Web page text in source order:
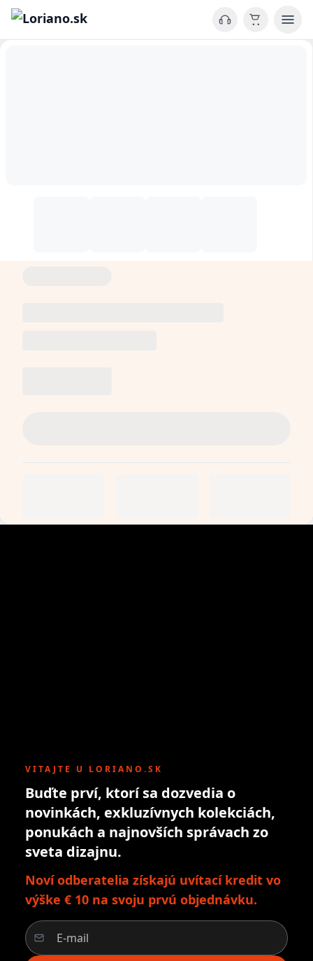
VITAJTE U LORIANO.SK
Buďte prví, ktorí sa dozvedia o
novinkách, exkluzívnych kolekciách,
ponukách a najnovších správach zo
sveta dizajnu.
Noví odberatelia získajú uvítací kredit vo
výške € 10 na svoju prvú objednávku.